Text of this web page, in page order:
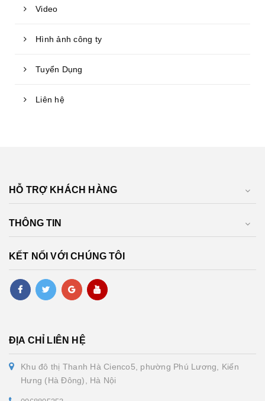
Video
Hình ảnh công ty
Tuyển Dụng
Liên hệ
HỖ TRỢ KHÁCH HÀNG
THÔNG TIN
KẾT NỐI VỚI CHÚNG TÔI
ĐỊA CHỈ LIÊN HỆ
Khu đô thị Thanh Hà Cienco5, phường Phú Lương, Kiến
Hưng (Hà Đông), Hà Nội